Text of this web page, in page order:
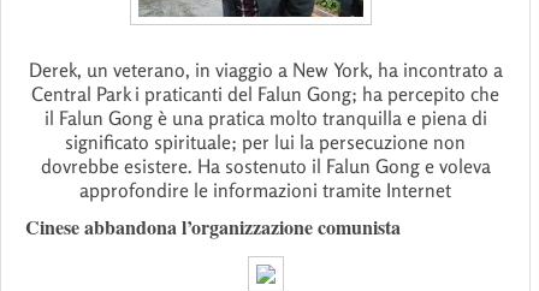
Derek, un veterano, in viaggio a New York, ha incontrato a
Central Park i praticanti del Falun Gong; ha percepito che
il Falun Gong è una pratica molto tranquilla e piena di
significato spirituale; per lui la persecuzione non
dovrebbe esistere. Ha sostenuto il Falun Gong e voleva
approfondire le informazioni tramite Internet
Cinese abbandona l’organizzazione comunista